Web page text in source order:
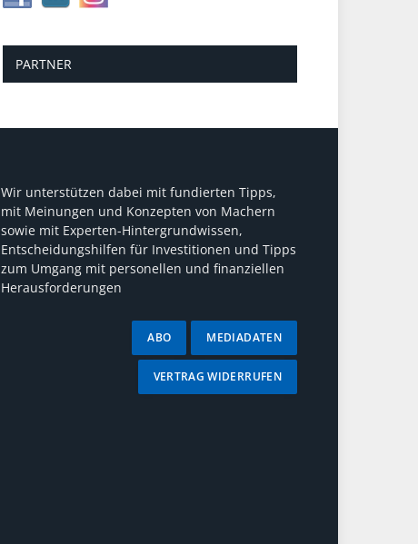
PARTNER
Wir unterstützen dabei mit fundierten Tipps,
mit Meinungen und Konzepten von Machern
sowie mit Experten-Hintergrundwissen,
Entscheidungshilfen für Investitionen und Tipps
zum Umgang mit personellen und finanziellen
Herausforderungen
MEDIADATEN
ABO
VERTRAG WIDERRUFEN